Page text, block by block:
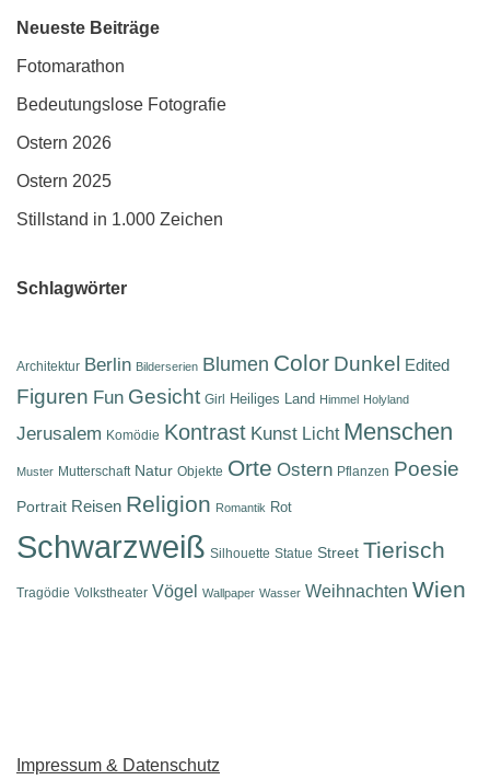
Neueste Beiträge
Fotomarathon
Bedeutungslose Fotografie
Ostern 2026
Ostern 2025
Stillstand in 1.000 Zeichen
Schlagwörter
Architektur Berlin Bilderserien Blumen Color Dunkel Edited
Figuren Fun Gesicht Girl Heiliges Land Himmel Holyland
Jerusalem Komödie Kontrast Kunst Licht Menschen
Muster Mutterschaft Natur Objekte Orte Ostern Pflanzen Poesie
Portrait Reisen Religion Romantik Rot
Schwarzweiß Silhouette Statue Street Tierisch
Tragödie Volkstheater Vögel Wallpaper Wasser Weihnachten Wien
Impressum & Datenschutz